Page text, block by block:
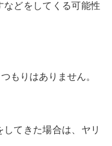
などをしてくる可能性
もりはありません。
てきた場合は、ヤリ